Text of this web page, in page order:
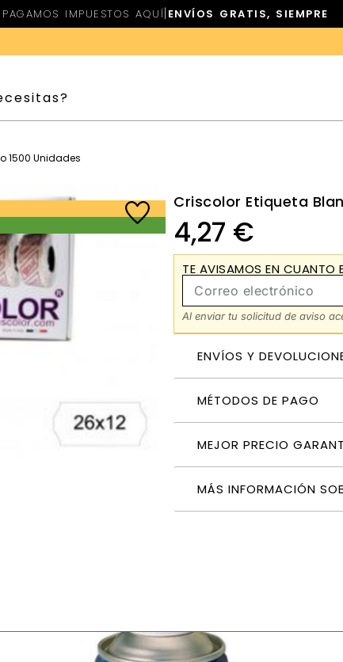
PAGAMOS IMPUESTOS AQUÍ| ENVÍOS GRATIS, SIEMPRE
1500 Unidades
Criscolor Etiqueta
4,27 €
TE AVISAMOS EN CUANTO
Al enviar tu solicitud de aviso
ENVÍOS Y
MÉTODOS DE PAGO
MEJOR PRECIO
MÁS INFORMACIÓN